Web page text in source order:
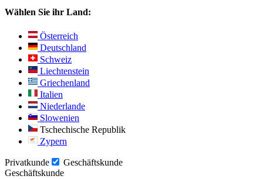
Wählen Sie ihr Land:
Österreich
Deutschland
Schweiz
Liechtenstein
Griechenland
Italien
Niederlande
Slowenien
Tschechische Republik
Zypern
Privatkunde
Geschäftskunde
Geschäftskunde